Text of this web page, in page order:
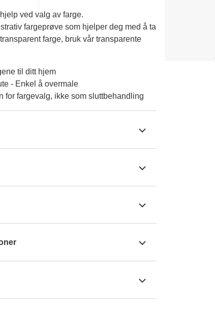
ved valg av farge.
fargeprøve som hjelper deg med å ta
farge, bruk vår transparente
til ditt hjem
- Enkel å overmale
for fargevalg, ikke som sluttbehandling